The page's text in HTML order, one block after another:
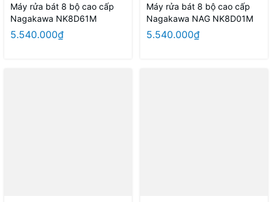
Máy rửa bát 8 bộ cao cấp
Nagakawa NK8D61M
5.540.000₫
Máy rửa bát 8 bộ cao cấp
Nagakawa NAG NK8D01M
5.540.000₫